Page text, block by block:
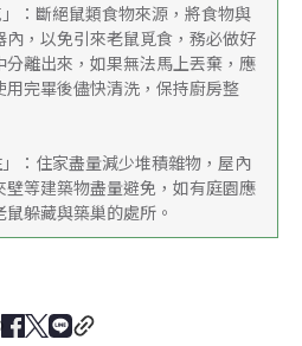
：斷絕鼠類食物來源，將食物與
，以免引來老鼠覓食，務必做好
離出來，如果無法馬上丟棄，應
完畢後儘快清洗，保持廚房整
：住家盡量減少堆積雜物，屋內
等建築物盡量避免，如有庭園應
躲藏與築巢的處所。